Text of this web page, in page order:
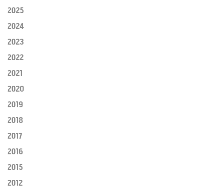
2025
2024
2023
2022
2021
2020
2019
2018
2017
2016
2015
2012